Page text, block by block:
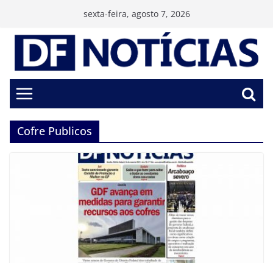
conteúdo
sexta-feira, agosto 7, 2026
Cofre Publicos